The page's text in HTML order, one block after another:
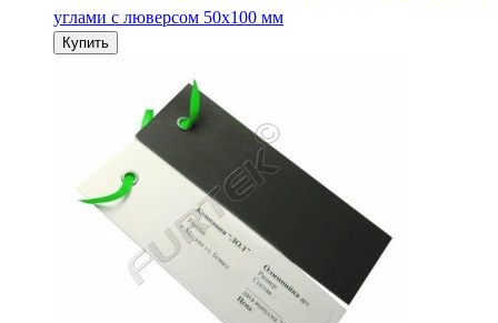
углами с люверсом 50х100 мм